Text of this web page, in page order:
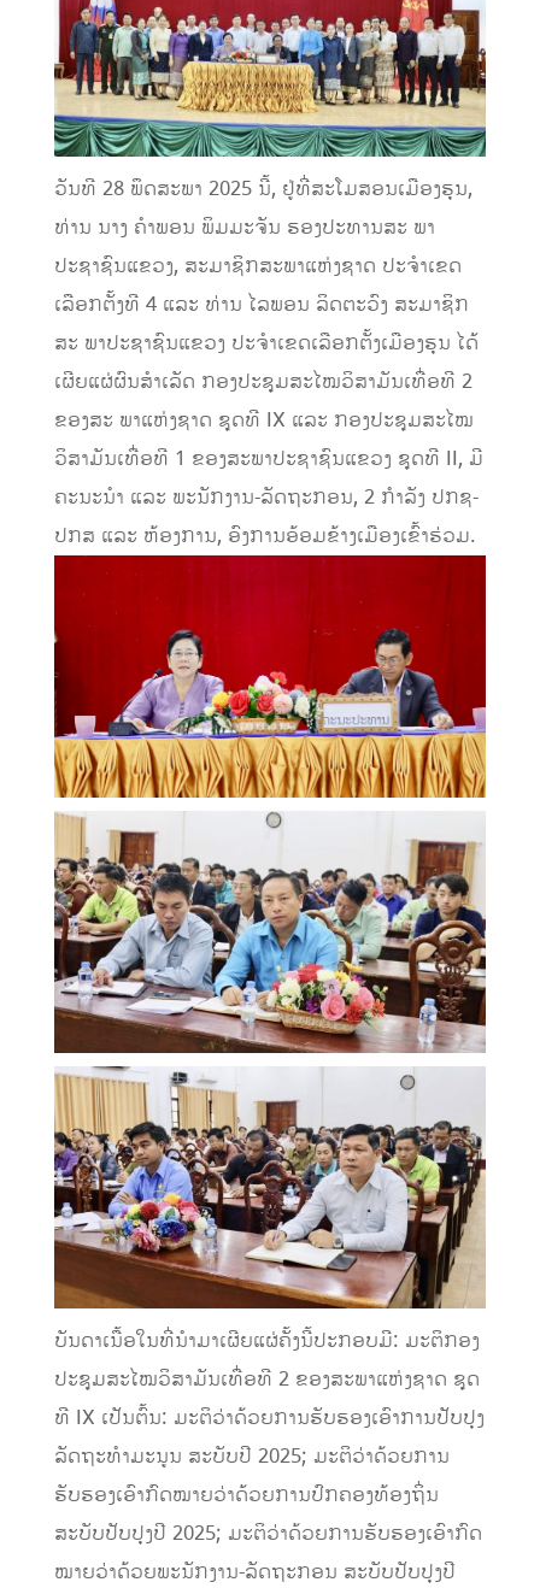
ວັນທີ 28 ພຶດສະພາ 2025 ນີ້, ຢູ່ທີ່ສະໂມສອນເມືອງຮຸນ,
ທ່ານ ນາງ ຄໍາພອນ ພິມມະຈັນ ຮອງປະທານສະ ພາ
ປະຊາຊົນແຂວງ, ສະມາຊິກສະພາແຫ່ງຊາດ ປະຈໍາເຂດ
ເລືອກຕັ້ງທີ 4 ແລະ ທ່ານ ໄລພອນ ລິດຕະວົງ ສະມາຊິກ
ສະ ພາປະຊາຊົນແຂວງ ປະຈໍາເຂດເລືອກຕັ້ງເມືອງຮຸນ ໄດ້
ເຜີຍແຜ່ຜົນສຳເລັດ ກອງປະຊຸມສະໄໝວິສາມັນເທື່ອທີ 2
ຂອງສະ ພາແຫ່ງຊາດ ຊຸດທີ IX ແລະ ກອງປະຊຸມສະໄໝ
ວິສາມັນເທື່ອທີ 1 ຂອງສະພາປະຊາຊົນແຂວງ ຊຸດທີ II, ມີ
ຄະນະນໍາ ແລະ ພະນັກງານ-ລັດຖະກອນ, 2 ກໍາລັງ ປກຊ-
ປກສ ແລະ ຫ້ອງການ, ອົງການອ້ອມຂ້າງເມືອງເຂົ້າຮ່ວມ.
ບັນດາເນື້ອໃນທີ່ນໍາມາເຜີຍແຜ່ຄັ້ງນີ້ປະກອບມີ: ມະຕິກອງ
ປະຊຸມສະໄໝວິສາມັນເທື່ອທີ 2 ຂອງສະພາແຫ່ງຊາດ ຊຸດ
ທີ IX ເປັນຕົ້ນ: ມະຕິວ່າດ້ວຍການຮັບຮອງເອົາການປັບປຸງ
ລັດຖະທໍາມະນູນ ສະບັບປີ 2025; ມະຕິວ່າດ້ວຍການ
ຮັບຮອງເອົາກົດໝາຍວ່າດ້ວຍການປົກຄອງທ້ອງຖິ່ນ
ສະບັບປັບປຸງປີ 2025; ມະຕິວ່າດ້ວຍການຮັບຮອງເອົາກົດ
ໝາຍວ່າດ້ວຍພະນັກງານ-ລັດຖະກອນ ສະບັບປັບປຸງປີ